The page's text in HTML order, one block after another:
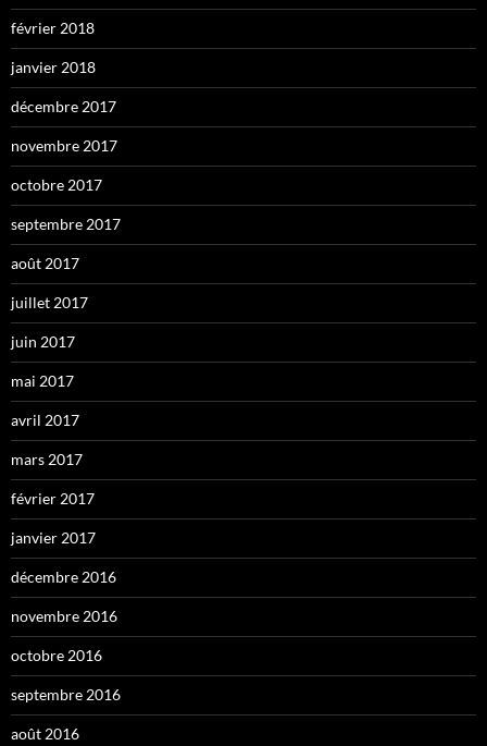
février 2018
janvier 2018
décembre 2017
novembre 2017
octobre 2017
septembre 2017
août 2017
juillet 2017
juin 2017
mai 2017
avril 2017
mars 2017
février 2017
janvier 2017
décembre 2016
novembre 2016
octobre 2016
septembre 2016
août 2016